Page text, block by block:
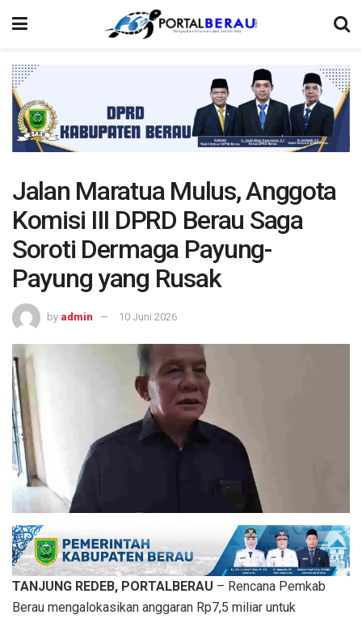
Jalan Maratua Mulus, Anggota
Komisi III DPRD Berau Saga
Soroti Dermaga Payung-
Payung yang Rusak
by admin 10 Juni 2026
TANJUNG REDEB, PORTALBERAU – Rencana Pemkab
Berau mengalokasikan anggaran Rp7,5 miliar untuk